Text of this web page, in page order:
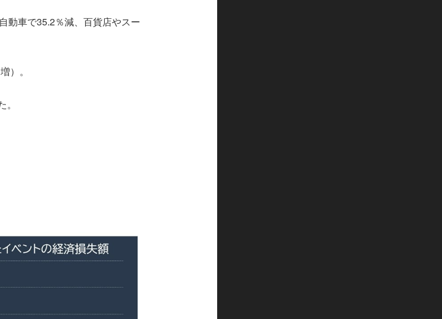
動車で35.2％減、百貨店やスー
）。